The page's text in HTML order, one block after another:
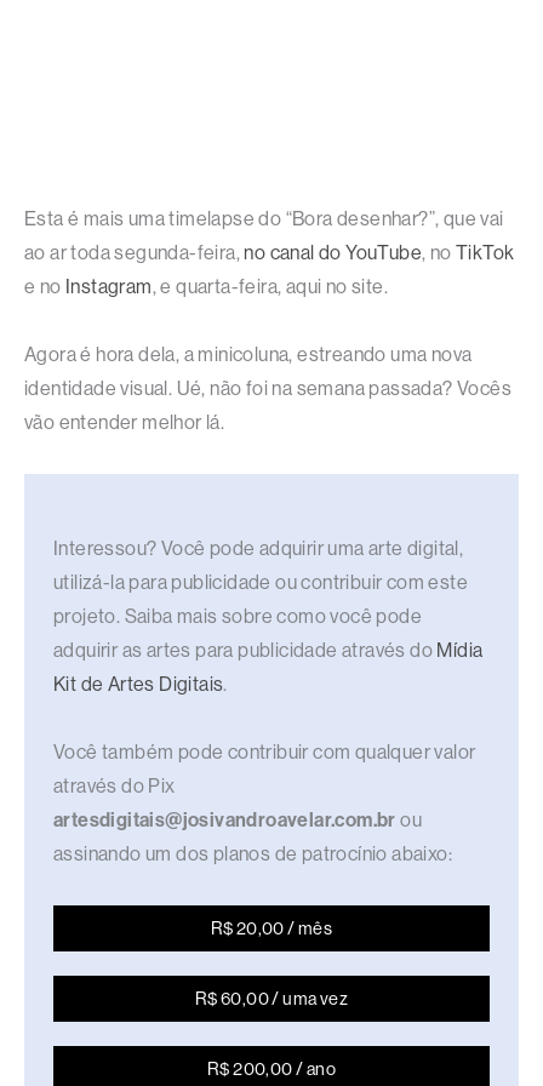
Esta é mais uma timelapse do “Bora desenhar?”, que vai
ao ar toda segunda-feira, no canal do YouTube, noTikTok
e no Instagram, e quarta-feira, aqui no site.
Agora é hora dela, a minicoluna, estreando uma nova
identidade visual. Ué, não foi na semana passada? Vocês
vão entender melhor lá.
Interessou? Você pode adquirir uma arte digital,
utilizá-la para publicidade ou contribuir com este
projeto. Saiba mais sobre como você pode
adquirir as artes para publicidade através do Mídia
Kit de Artes Digitais.
Você também pode contribuir com qualquer valor
através do Pix
artesdigitais@josivandroavelar.com.br ou
assinando um dos planos de patrocínio abaixo:
R$ 20,00 / mês
R$ 60,00 / uma vez
R$ 200,00 / ano